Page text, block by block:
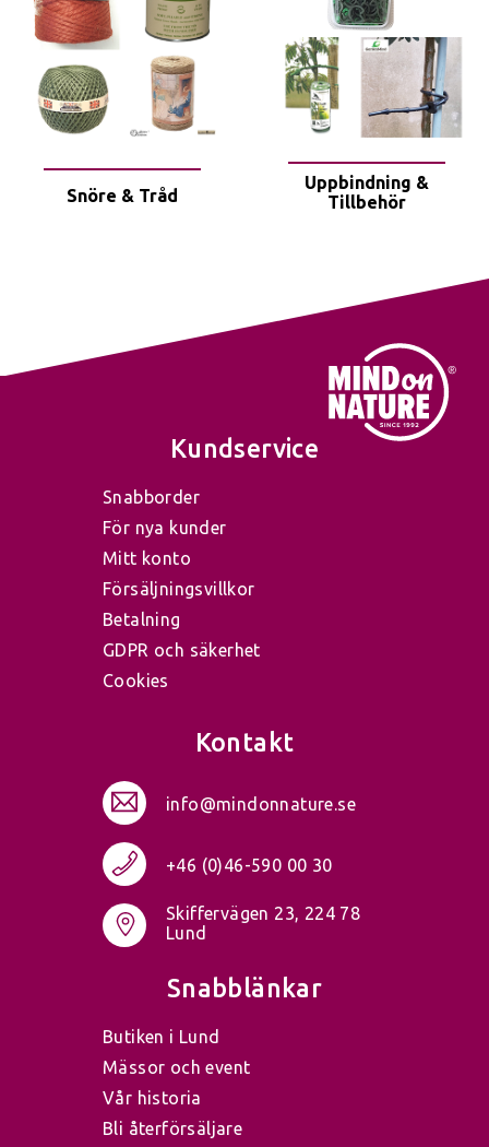
Snöre & Tråd
Uppbindning &
Tillbehör
Kundservice
Snabborder
För nya kunder
Mitt konto
Försäljningsvillkor
Betalning
GDPR och säkerhet
Cookies
Kontakt
info@mindonnature.se
+46 (0)46-590 00 30
Skiffervägen 23, 224 78
Lund
Snabblänkar
Butiken i Lund
Mässor och event
Vår historia
Bli återförsäljare